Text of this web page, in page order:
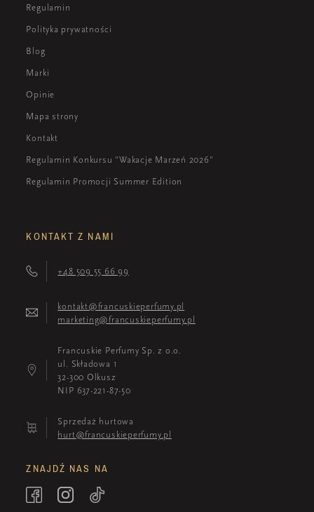
Regulamin
Polityka prywatności
Blog
Marki
Opinie
Mapa strony
Kontakt
Regulamin Konkursu "Wakacje Marzeń 2026"
Regulamin Promocji Summer Edition
KONTAKT Z NAMI
+48 509 55 66 99
kontakt@francuskieperfumy.pl
marketing@francuskieperfumy.pl
Francuskie Perfumy Sp. z o.o.
ul. Składowa 1
32-300 Olkusz
NIP 637-221-87-50
Sprzedaż hurtowa
hurt@francuskieperfumy.pl
ZNAJDŹ NAS NA